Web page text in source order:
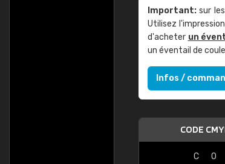
Important: sur
Utilisez
d'acheter un
un éventail de
Infos /
CODE
C
0